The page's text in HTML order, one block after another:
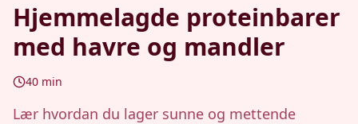
Hjemmelagde proteinbarer
med havre og mandler
40 min
Lær hvordan du lager sunne og mettende